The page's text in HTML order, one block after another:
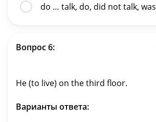
do … talk, do, did not talk, was
Вопрос 6:
He (to live) on the third floor.
Варианты ответа: